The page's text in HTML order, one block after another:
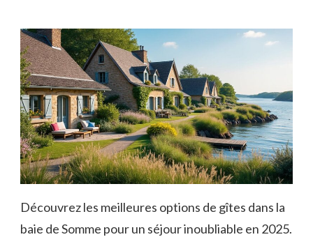
Découvrez les meilleures options de gîtes dans la
baie de Somme pour un séjour inoubliable en 2025.